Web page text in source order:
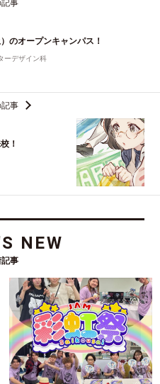
記事
のオープンキャンパス！
ーデザイン科
事
！
NEW
事